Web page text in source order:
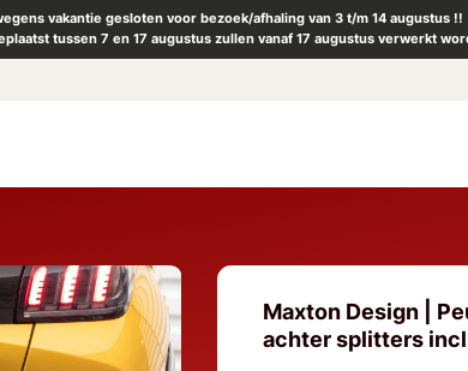
vakantie gesloten voor bezoek/afhaling van 3 t/m 14 augustus !!
tussen 7 en 17 augustus zullen vanaf 17 augustus verwerkt
Maxton Design |
achter splitters